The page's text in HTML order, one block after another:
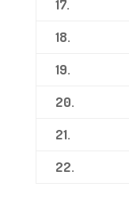
17.
18.
19.
20.
21.
22.